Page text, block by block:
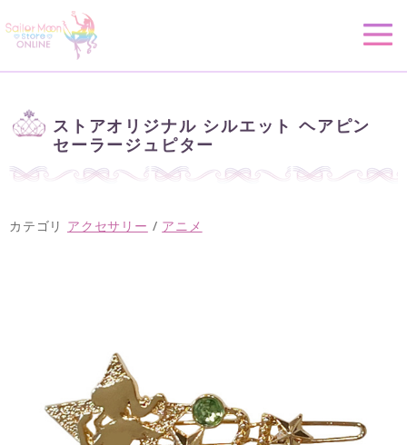
ストアオリジナル シルエット ヘアピン
セーラージュピター
カテゴリ アクセサリー / アニメ